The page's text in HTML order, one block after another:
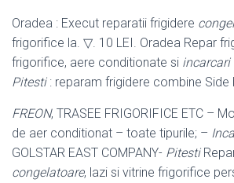
Oradea : Execut reparatii frigidere
frigorifice la. ▽. 10 LEI. Oradea Repar
frigorifice, aere conditionate si incarcari
Pitesti: reparam frigidere combine Side
FREON, TRASEE FRIGORIFICE ETC –
de aer conditionat – toate tipurile; –
GOLSTAR EAST COMPANY- Pitesti
congelatoare, lazi si vitrine frigorifice